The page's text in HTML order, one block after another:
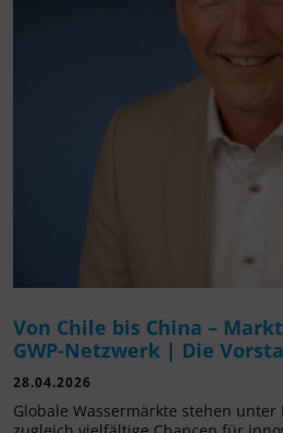
Von Chile bis China –
GWP-Netzwerk | Die
28.04.2026
Globale Wassermärkte stehen